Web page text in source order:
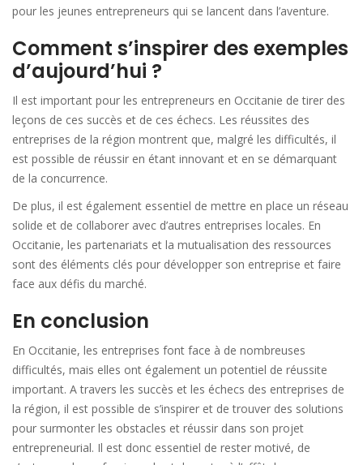
pour les jeunes entrepreneurs qui se lancent dans l’aventure.
Comment s’inspirer des exemples
d’aujourd’hui ?
Il est important pour les entrepreneurs en Occitanie de tirer des
leçons de ces succès et de ces échecs. Les réussites des
entreprises de la région montrent que, malgré les difficultés, il
est possible de réussir en étant innovant et en se démarquant
de la concurrence.
De plus, il est également essentiel de mettre en place un réseau
solide et de collaborer avec d’autres entreprises locales. En
Occitanie, les partenariats et la mutualisation des ressources
sont des éléments clés pour développer son entreprise et faire
face aux défis du marché.
En conclusion
En Occitanie, les entreprises font face à de nombreuses
difficultés, mais elles ont également un potentiel de réussite
important. A travers les succès et les échecs des entreprises de
la région, il est possible de s’inspirer et de trouver des solutions
pour surmonter les obstacles et réussir dans son projet
entrepreneurial. Il est donc essentiel de rester motivé, de